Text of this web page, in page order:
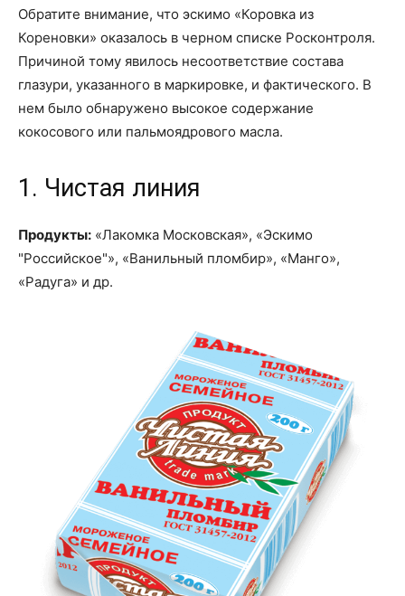
Обратите внимание, что эскимо «Коровка из
Кореновки» оказалось в черном списке Росконтроля.
Причиной тому явилось несоответствие состава
глазури, указанного в маркировке, и фактического. В
нем было обнаружено высокое содержание
кокосового или пальмоядрового масла.
1. Чистая линия
Продукты: «Лакомка Московская», «Эскимо
"Российское"», «Ванильный пломбир», «Манго»,
«Радуга» и др.